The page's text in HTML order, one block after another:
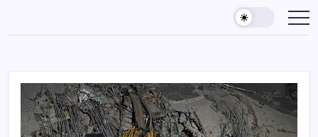
content